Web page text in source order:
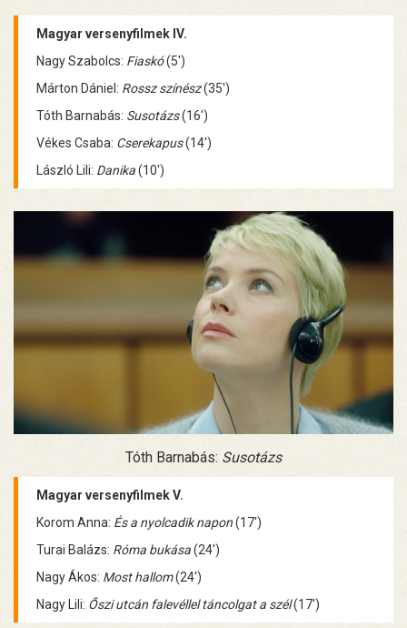
Magyar versenyfilmek IV.
Nagy Szabolcs: Fiaskó(5')
Márton Dániel: Rossz színész(35')
Tóth Barnabás: Susotázs(16')
Vékes Csaba: Cserekapus(14')
László Lili: Danika(10')
Tóth Barnabás: Susotázs
Magyar versenyfilmek V.
Korom Anna: És a nyolcadik napon(17')
Turai Balázs: Róma bukása(24')
Nagy Ákos: Most hallom(24')
Nagy Lili: Őszi utcán falevéllel táncolgat a szél(17')